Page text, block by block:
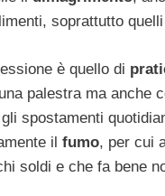
soprattutto
è quello di
palestra ma anche
spostamenti
il fumo, per cui
soldi e che fa bene